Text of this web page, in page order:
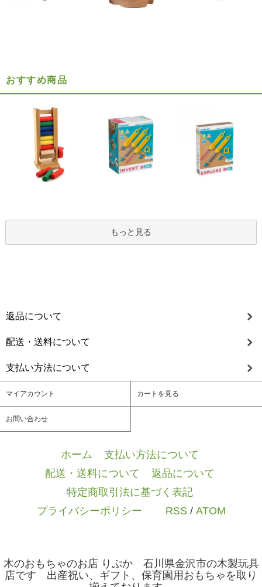
おすすめ商品
もっと見る
返品について
配送・送料について
支払い方法について
マイアカウント カートを見る
お問い合わせ
ホーム 支払い方法について
配送・送料について
返品について
特定商取引法に基づく表記
プライバシーポリシー
RSS/ ATOM
木のおもちゃのお店 りぷか 石川県金沢市の木製玩具
店です 出産祝い、ギフト、保育園用おもちゃを取り